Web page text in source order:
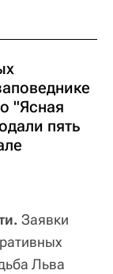
"Ясная
пять
Заявки
Льва